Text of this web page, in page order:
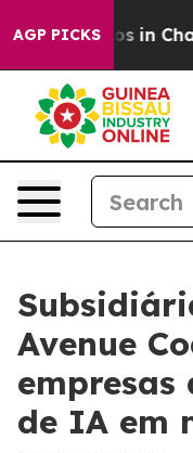
AGP PICKS
Chaos in
Avenue
de IA em